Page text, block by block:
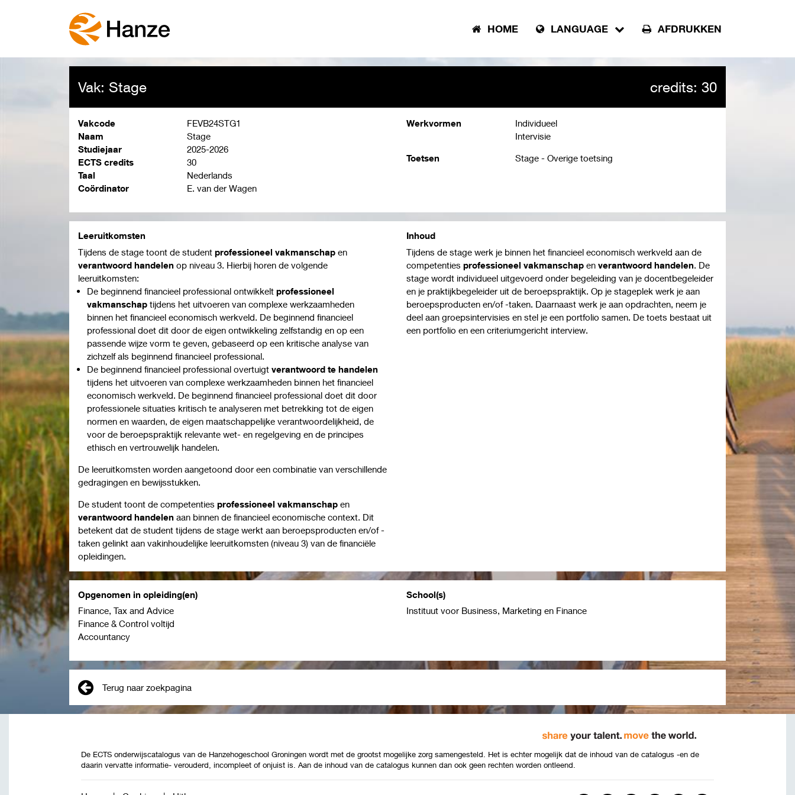
HOME LANGUAGE AFDRUKKEN
Vak: Stage credits: 30
Vakcode
FEVB24STG1
Naam
Stage
Studiejaar
2025-2026
ECTS credits
30
Taal
Nederlands
Coördinator
E. van der Wagen
Werkvormen
Individueel
Intervisie
Toetsen Stage - Overige toetsing
Leeruitkomsten
Tijdens de stage toont de student professioneel vakmanschap en
verantwoord handelen op niveau 3. Hierbij horen de volgende
leeruitkomsten:
De beginnend financieel professional ontwikkelt professioneel
vakmanschap tijdens het uitvoeren van complexe werkzaamheden
binnen het financieel economisch werkveld. De beginnend financieel
professional doet dit door de eigen ontwikkeling zelfstandig en op een
passende wijze vorm te geven, gebaseerd op een kritische analyse van
zichzelf als beginnend financieel professional.
De beginnend financieel professional overtuigt verantwoord te handelen
tijdens het uitvoeren van complexe werkzaamheden binnen het financieel
economisch werkveld. De beginnend financieel professional doet dit door
professionele situaties kritisch te analyseren met betrekking tot de eigen
normen en waarden, de eigen maatschappelijke verantwoordelijkheid, de
voor de beroepspraktijk relevante wet- en regelgeving en de principes
ethisch en vertrouwelijk handelen.
De leeruitkomsten worden aangetoond door een combinatie van verschillende
gedragingen en bewijsstukken.
De student toont de competenties professioneel vakmanschap en
verantwoord handelen aan binnen de financieel economische context. Dit
betekent dat de student tijdens de stage werkt aan beroepsproducten en/of -
taken gelinkt aan vakinhoudelijke leeruitkomsten (niveau 3) van de financiële
opleidingen.
Inhoud
Tijdens de stage werk je binnen het financieel economisch werkveld aan de
competenties professioneel vakmanschap en verantwoord handelen. De
stage wordt individueel uitgevoerd onder begeleiding van je docentbegeleider
en je praktijkbegeleider uit de beroepspraktijk. Op je stageplek werk je aan
beroepsproducten en/of -taken. Daarnaast werk je aan opdrachten, neem je
deel aan groepsintervisies en stel je een portfolio samen. De toets bestaat uit
een portfolio en een criteriumgericht interview.
Opgenomen in opleiding(en)
Finance, Tax and Advice
Finance & Control voltijd
Accountancy
School(s)
Instituut voor Business, Marketing en Finance
Terug naar zoekpagina
De ECTS onderwijscatalogus van de Hanzehogeschool Groningen wordt met de grootst mogelijke zorg samengesteld. Het is echter mogelijk dat de inhoud van de catalogus -en de
daarin vervatte informatie- verouderd, incompleet of onjuist is. Aan de inhoud van de catalogus kunnen dan ook geen rechten worden ontleend.